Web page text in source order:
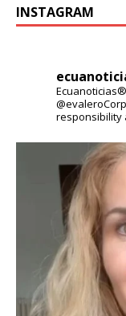
INSTAGRAM
@evaleroCorp
responsibility